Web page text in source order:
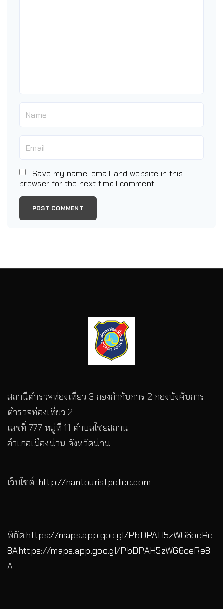
Save my name, email, and website in this
browser for the next time I comment.
สถานีตำรวจท่องเที่ยว 3 กองกำกับการ 2 กองบังคับการ
ตำรวจท่องเที่ยว 2
เลขที่ 777 หมู่ที่ 11 ตำบลไชยสถาน
อำเภอเมืองน่าน จังหวัดน่าน
เว็บไซต์ :http://nantouristpolice.com
พิกัด:https://maps.app.goo.gl/PbDPAH5zWG6oeRe
8Ahttps://maps.app.goo.gl/PbDPAH5zWG6oeRe8
A